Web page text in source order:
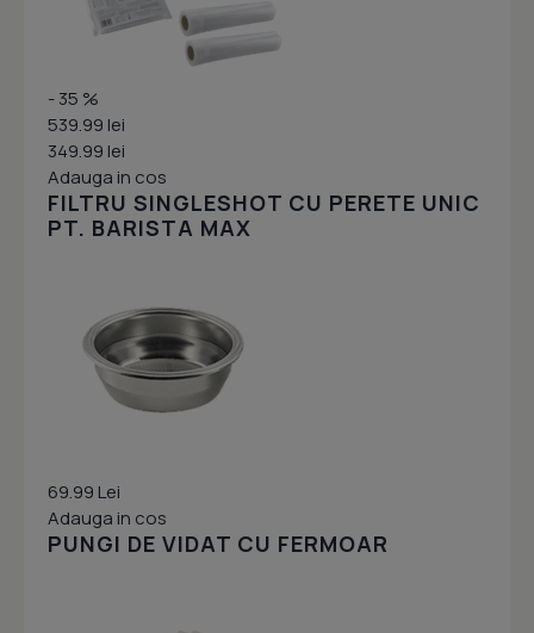
- 35 %
539.99 lei
349.99 lei
Adauga in cos
FILTRU SINGLESHOT CU PERETE UNIC
PT. BARISTA MAX
69.99 Lei
Adauga in cos
PUNGI DE VIDAT CU FERMOAR